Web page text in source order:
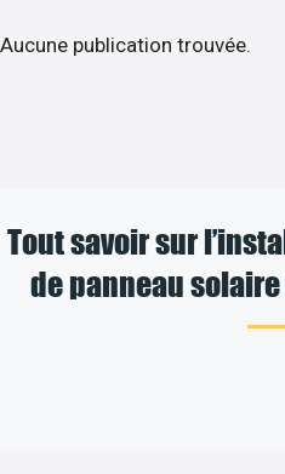
Aucune publication trouvée.
Tout savoir sur
de panneau